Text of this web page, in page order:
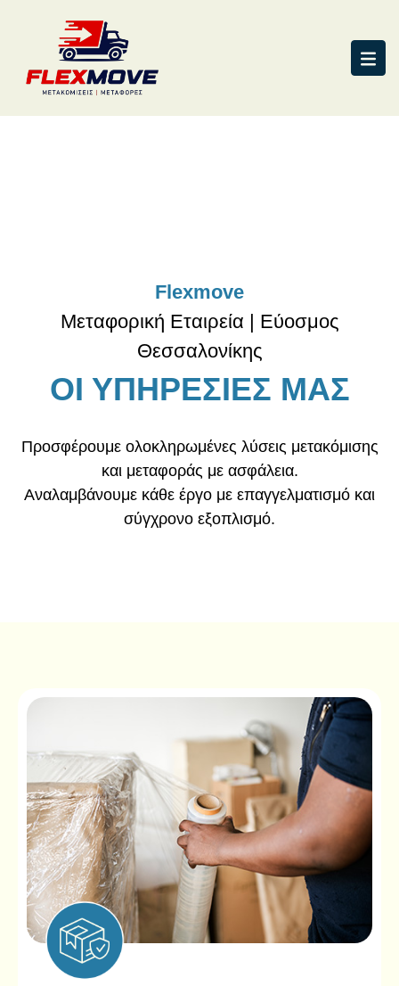
Flexmove
Μεταφορική Εταιρεία | Εύοσμος
Θεσσαλονίκης
ΟΙ ΥΠΗΡΕΣΙΕΣ ΜΑΣ
Προσφέρουμε ολοκληρωμένες λύσεις μετακόμισης
και μεταφοράς με ασφάλεια.
Αναλαμβάνουμε κάθε έργο με επαγγελματισμό και
σύγχρονο εξοπλισμό.